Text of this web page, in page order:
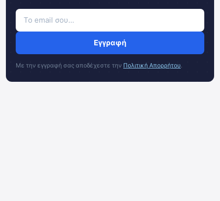
Εγγραφή
Με την εγγραφή σας αποδέχεστε την Πολιτική Απορρήτου.